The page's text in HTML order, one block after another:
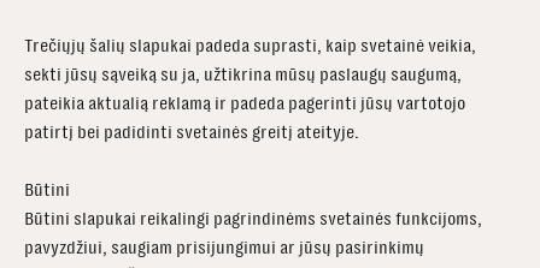
Trečiųjų šalių slapukai padeda suprasti, kaip svetainė veikia,
sekti jūsų sąveiką su ja, užtikrina mūsų paslaugų saugumą,
pateikia aktualią reklamą ir padeda pagerinti jūsų vartotojo
patirtį bei padidinti svetainės greitį ateityje.
Būtini
Būtini slapukai reikalingi pagrindinėms svetainės funkcijoms,
pavyzdžiui, saugiam prisijungimui ar jūsų pasirinkimų